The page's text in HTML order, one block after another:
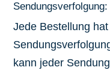
Sendungsverfolgung:
Jede Bestellung
kann jeder